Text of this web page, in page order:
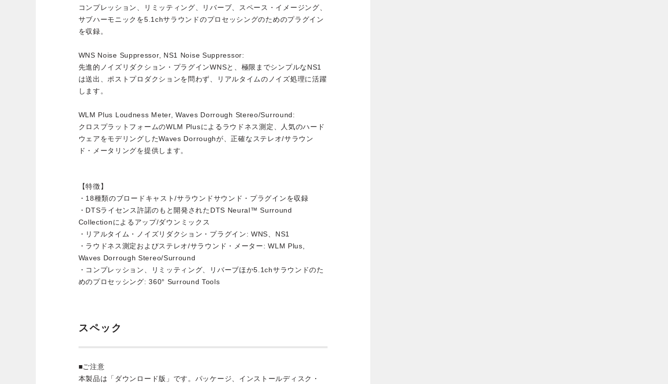
コンプレッション、リミッティング、リバーブ、スペース・イメージング、
サブハーモニックを5.1chサラウンドのプロセッシングのためのプラグイン
を収録。
WNS Noise Suppressor, NS1 Noise Suppressor:
先進的ノイズリダクション・プラグインWNSと、極限までシンプルなNS1
は送出、ポストプロダクションを問わず、リアルタイムのノイズ処理に活躍
します。
WLM Plus Loudness Meter, Waves Dorrough Stereo/Surround:
クロスプラットフォームのWLM Plusによるラウドネス測定、人気のハード
ウェアをモデリングしたWaves Dorroughが、正確なステレオ/サラウン
ド・メータリングを提供します。
【特徴】
・18種類のブロードキャスト/サラウンドサウンド・プラグインを収録
・DTSライセンス許諾のもと開発されたDTS Neural™ Surround
Collectionによるアップ/ダウンミックス
・リアルタイム・ノイズリダクション・プラグイン: WNS、NS1
・ラウドネス測定およびステレオ/サラウンド・メーター: WLM Plus,
Waves Dorrough Stereo/Surround
・コンプレッション、リミッティング、リバーブほか5.1chサラウンドのた
めのプロセッシング: 360° Surround Tools
スペック
■ご注意
本製品は「ダウンロード版」です。パッケージ、インストールディスク・